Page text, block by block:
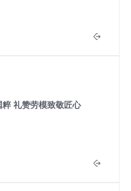
粹 礼赞劳模致敬匠心